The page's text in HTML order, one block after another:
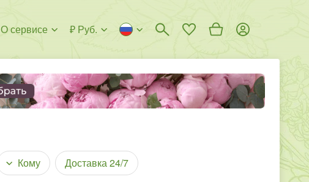
О сервисе ₽ Руб.
Кому Доставка 24/7